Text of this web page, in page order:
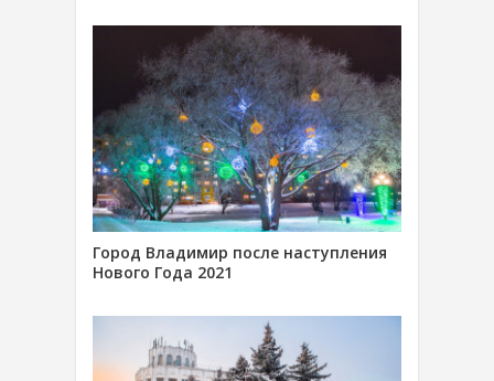
Город Владимир после наступления
Нового Года 2021